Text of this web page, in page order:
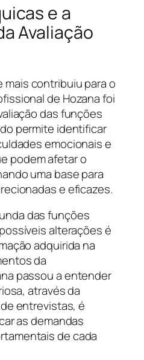
e a
Avaliação
mais contribuiu para o
de Hozana foi
das funções
permite identificar
emocionais e
podem afetar o
uma base para
e eficazes.
das funções
alterações é
adquirida na
da
passou a entender
através da
entrevistas, é
as demandas
de cada